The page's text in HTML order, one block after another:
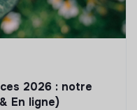
2026 : notre
En ligne)